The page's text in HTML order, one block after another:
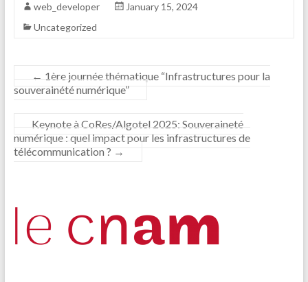
web_developer
January 15, 2024
Uncategorized
← 1ère journée thématique “Infrastructures pour la
souverainété numérique”
Keynote à CoRes/Algotel 2025: Souveraineté
numérique : quel impact pour les infrastructures de
télécommunication ? →